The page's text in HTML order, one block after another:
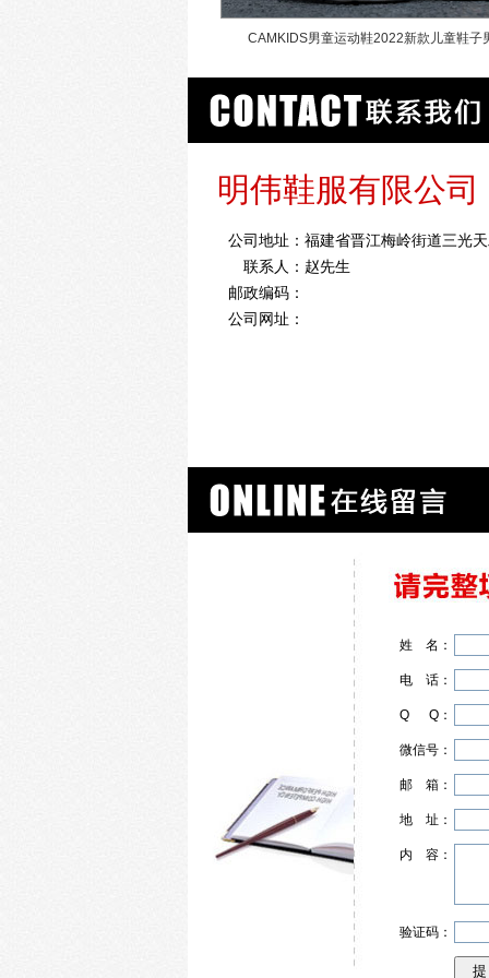
CAMKIDS男童运动鞋2022新款儿童鞋子
中大童跑步鞋
明伟鞋服有限公司
公司地址： 福建省晋江梅岭街道三光
联系人： 赵先生
邮政编码：
公司网址：
姓 名 ：
电 话 ：
Q Q ：
微信号：
邮 箱 ：
地 址 ：
内 容 ：
验证码：